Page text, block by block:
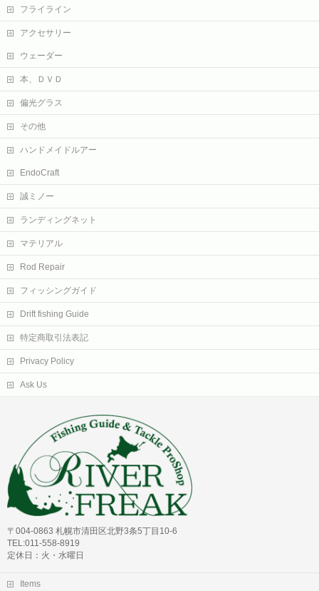
フライライン
アクセサリー
ウェーダー
本、ＤＶＤ
偏光グラス
その他
ハンドメイドルアー
EndoCraft
誠ミノー
ランディングネット
マテリアル
Rod Repair
フィッシングガイド
Drift fishing Guide
特定商取引法表記
Privacy Policy
Ask Us
〒004-0863 札幌市清田区北野3条5丁目10-6
TEL:011-558-8919
定休日：火・水曜日
Items